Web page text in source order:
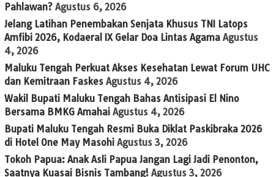
Pahlawan? Agustus 6, 2026
Jelang Latihan Penembakan Senjata Khusus TNI Latops
Amfibi 2026, Kodaeral IX Gelar Doa Lintas Agama Agustus
4, 2026
Maluku Tengah Perkuat Akses Kesehatan Lewat Forum UHC
dan Kemitraan Faskes Agustus 4, 2026
Wakil Bupati Maluku Tengah Bahas Antisipasi El Nino
Bersama BMKG Amahai Agustus 4, 2026
Bupati Maluku Tengah Resmi Buka Diklat Paskibraka 2026
di Hotel One May Masohi Agustus 3, 2026
Tokoh Papua: Anak Asli Papua Jangan Lagi Jadi Penonton,
Saatnya Kuasai Bisnis Tambang! Agustus 3, 2026